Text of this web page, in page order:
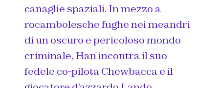
canaglie spaziali. In mezzo a
rocambolesche fughe nei meandri
di un oscuro e pericoloso mondo
criminale, Han incontra il suo
fedele co-pilota Chewbacca e il